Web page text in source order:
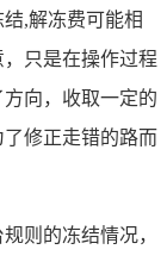
,解冻费可能相
只是在操作过程
向，收取一定的
修正走错的路而
则的冻结情况，